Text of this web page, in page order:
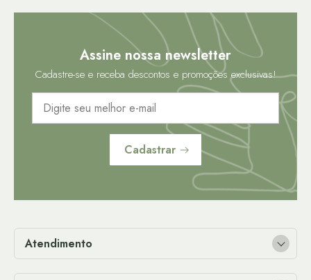
Assine nossa newsletter
Cadastre-se e receba descontos e promoções exclusivas!
Cadastrar
Atendimento